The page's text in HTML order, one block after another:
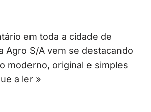
em toda a cidade de
Agro S/A vem se destacando
moderno, original e simples
a ler »